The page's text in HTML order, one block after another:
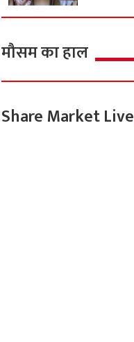
मौसम का हाल
Share Market Live